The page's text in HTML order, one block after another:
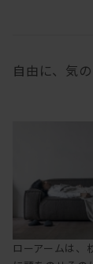
自由に、気
ローアームは、